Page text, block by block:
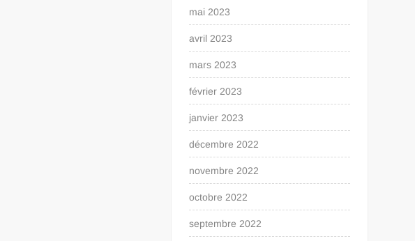
mai 2023
avril 2023
mars 2023
février 2023
janvier 2023
décembre 2022
novembre 2022
octobre 2022
septembre 2022